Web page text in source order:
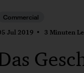
Commercial
Jul 2019 3 Minuten